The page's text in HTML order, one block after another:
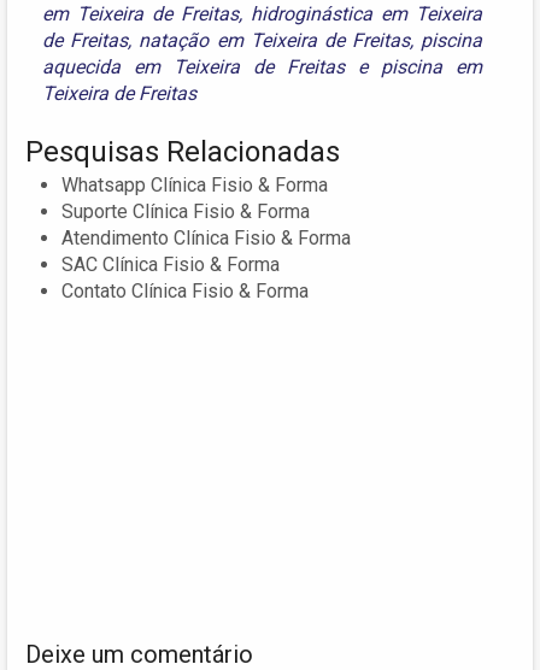
em Teixeira de Freitas, hidroginástica em Teixeira
de Freitas, natação em Teixeira de Freitas, piscina
aquecida em Teixeira de Freitase piscina em
Teixeira de Freitas
Pesquisas Relacionadas
Whatsapp Clínica Fisio & Forma
Suporte Clínica Fisio & Forma
Atendimento Clínica Fisio & Forma
SAC Clínica Fisio & Forma
Contato Clínica Fisio & Forma
Deixe um comentário